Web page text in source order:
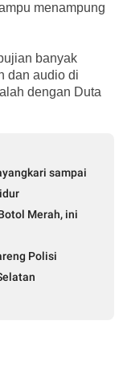
menampung
banyak
dan audio di
dengan Duta
sampai
Merah, ini
Polisi